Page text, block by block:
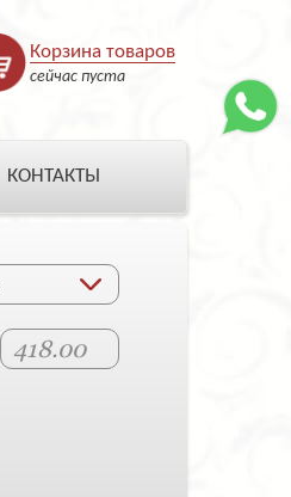
Корзина товаров
сейчас пуста
КОНТАКТЫ